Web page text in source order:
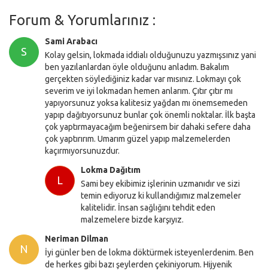
Forum & Yorumlarınız :
S
Sami Arabacı
Kolay gelsin, lokmada iddialı olduğunuzu yazmışsınız yani
ben yazılanlardan öyle olduğunu anladım. Bakalım
gerçekten söylediğiniz kadar var mısınız. Lokmayı çok
severim ve iyi lokmadan hemen anlarım. Çıtır çıtır mı
yapıyorsunuz yoksa kalitesiz yağdan mı önemsemeden
yapıp dağıtıyorsunuz bunlar çok önemli noktalar. İlk başta
çok yaptırmayacağım beğenirsem bir dahaki sefere daha
çok yaptırırım. Umarım güzel yapıp malzemelerden
kaçırmıyorsunuzdur.
L
Lokma Dağıtım
Sami bey ekibimiz işlerinin uzmanıdır ve sizi
temin ediyoruz ki kullandığımız malzemeler
kalitelidir. İnsan sağlığını tehdit eden
malzemelere bizde karşıyız.
N
Neriman Dilman
İyi günler ben de lokma döktürmek isteyenlerdenim. Ben
de herkes gibi bazı şeylerden çekiniyorum. Hijyenik